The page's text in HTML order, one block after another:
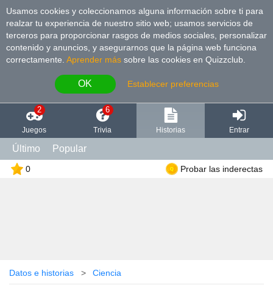
Usamos cookies y coleccionamos alguna información sobre ti para
realzar tu experiencia de nuestro sitio web; usamos servicios de
terceros para proporcionar rasgos de medios sociales, personalizar
contenido y anuncios, y asegurarnos que la página web funciona
correctamente. Aprender más sobre las cookies en Quizzclub.
OK Establecer preferencias
2
Juegos
6
Trivia Historias Entrar
Último Popular
0 Probar las inderectas
Datos e historias Сiencia